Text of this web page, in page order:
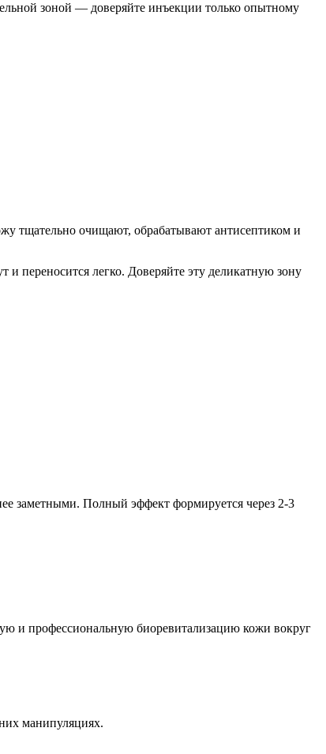
зоной — доверяйте инъекции только опытному
тщательно очищают, обрабатывают антисептиком и
переносится легко. Доверяйте эту деликатную зону
заметными. Полный эффект формируется через 2-3
и профессиональную биоревитализацию кожи вокруг
манипуляциях.